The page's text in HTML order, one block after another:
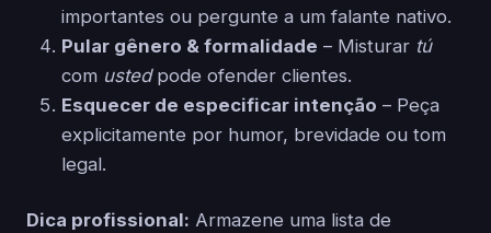
importantes ou pergunte a um falante nativo.
Pular gênero & formalidade – Misturar tú
com ustedpode ofender clientes.
Esquecer de especificar intenção – Peça
explicitamente por humor, brevidade ou tom
legal.
Dica profissional: Armazene uma lista de